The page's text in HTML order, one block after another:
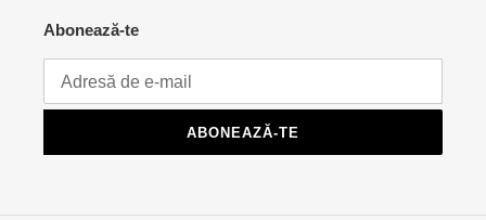
Abonează-te
ABONEAZĂ-TE